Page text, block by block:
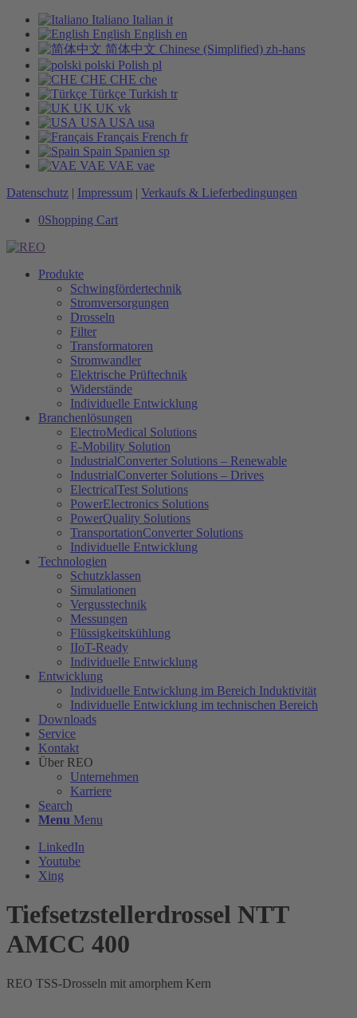
Italiano Italian it
English English en
简体中文 Chinese (Simplified) zh-hans
polski Polish pl
CHE CHE che
Türkçe Turkish tr
UK UK vk
USA USA usa
Français French fr
Spain Spanien sp
VAE VAE vae
Datenschutz | Impressum | Verkaufs & Lieferbedingungen
0Shopping Cart
Produkte
Schwingfördertechnik
Stromversorgungen
Drosseln
Filter
Transformatoren
Stromwandler
Elektrische Prüftechnik
Widerstände
Individuelle Entwicklung
Branchenlösungen
ElectroMedical Solutions
E-Mobility Solution
IndustrialConverter Solutions – Renewable
IndustrialConverter Solutions – Drives
ElectricalTest Solutions
PowerElectronics Solutions
PowerQuality Solutions
TransportationConverter Solutions
Individuelle Entwicklung
Technologien
Schutzklassen
Simulationen
Vergusstechnik
Messungen
Flüssigkeitskühlung
IIoT-Ready
Individuelle Entwicklung
Entwicklung
Individuelle Entwicklung im Bereich Induktivität
Individuelle Entwicklung im technischen Bereich
Downloads
Service
Kontakt
Über REO
Unternehmen
Karriere
Search
Menu Menu
LinkedIn
Youtube
Xing
Tiefsetzstellerdrossel NTT
AMCC 400
REO TSS-Drosseln mit amorphem Kern